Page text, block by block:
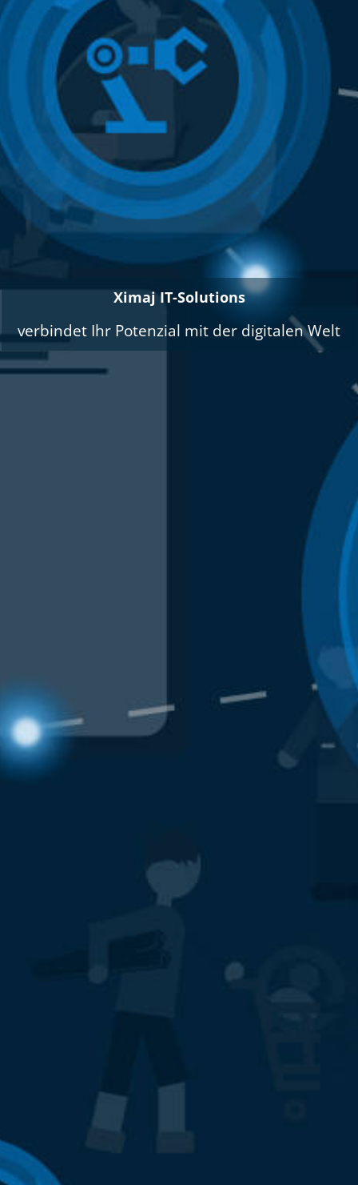
Ximaj IT-Solutions
verbindet Ihr Potenzial mit der digitalen Welt